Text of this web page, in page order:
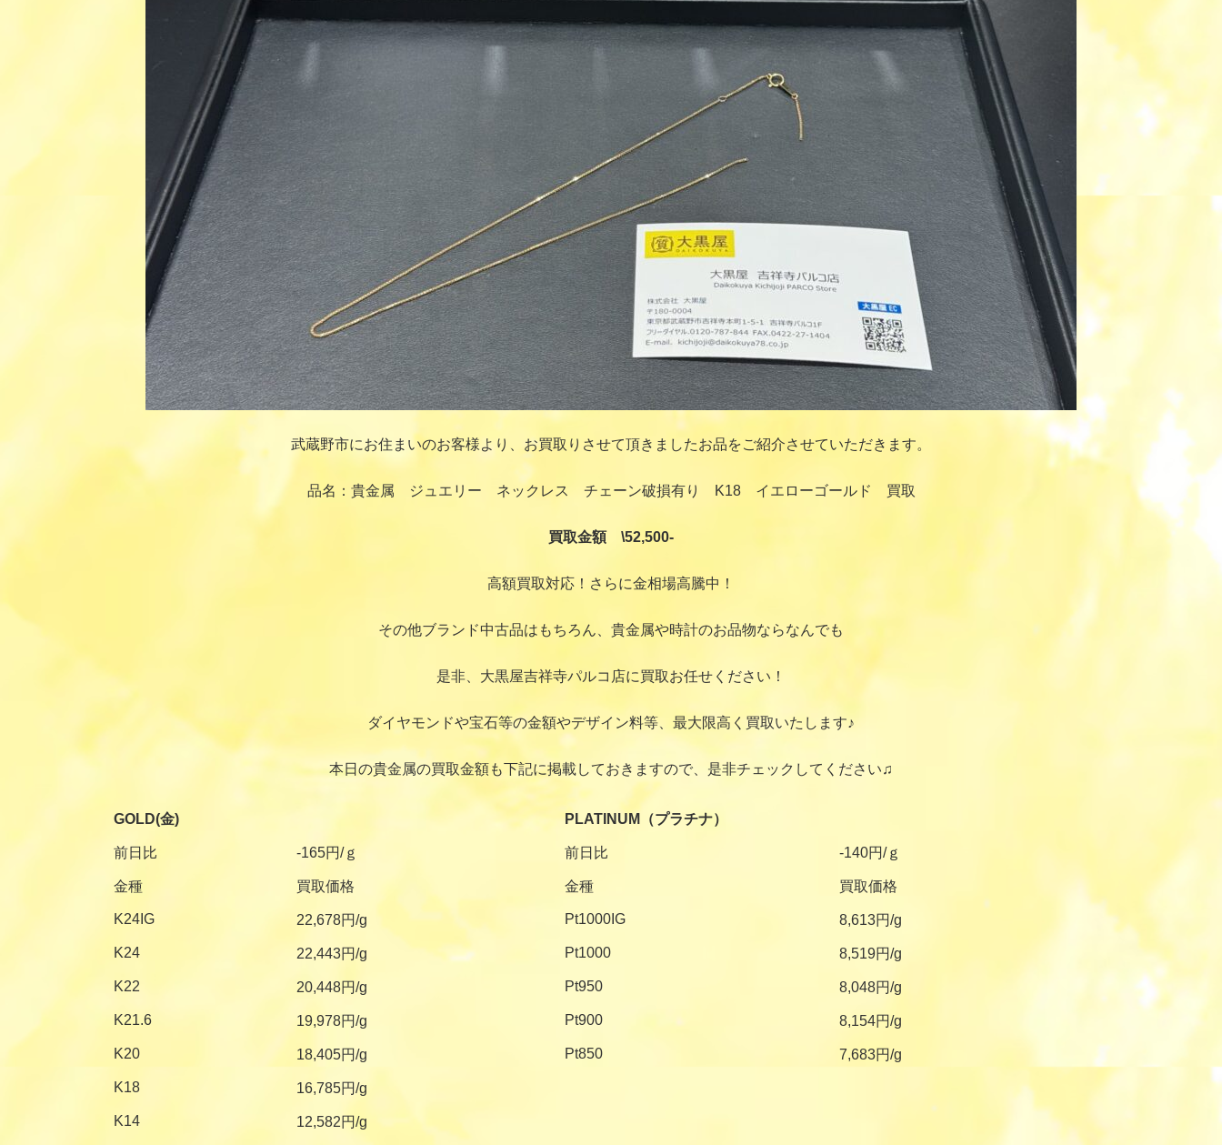
武蔵野市にお住まいのお客様より、お買取りさせて頂きましたお品をご紹介させていただきます。
品名：貴金属 ジュエリー ネックレス チェーン破損有り K18 イエローゴールド 買取
買取金額 \52,500-
高額買取対応！さらに金相場高騰中！
その他ブランド中古品はもちろん、貴金属や時計のお品物ならなんでも
是非、大黒屋吉祥寺パルコ店に買取お任せください！
ダイヤモンドや宝石等の金額やデザイン料等、最大限高く買取いたします♪
本日の貴金属の買取金額も下記に掲載しておきますので、是非チェックしてください♫
GOLD(金) PLATINUM（プラチナ）
前日比 -165円/ｇ 前日比 -140円/ｇ
金種 買取価格 金種 買取価格
K24IG 22,678円/g Pt1000IG 8,613円/g
K24 22,443円/g Pt1000 8,519円/g
K22 20,448円/g Pt950 8,048円/g
K21.6 19,978円/g Pt900 8,154円/g
K20 18,405円/g Pt850 7,683円/g
K18 16,785円/g
K14 12,582円/g